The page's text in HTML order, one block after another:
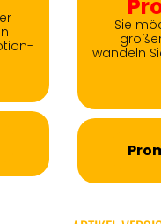
Sie
wandeln